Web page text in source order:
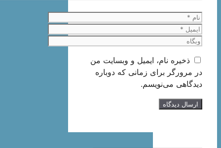
نام
ایمیل
وبگاه
ذخیره نام، ایمیل و وبسایت من
در مرورگر برای زمانی که دوباره
دیدگاهی می‌نویسم.